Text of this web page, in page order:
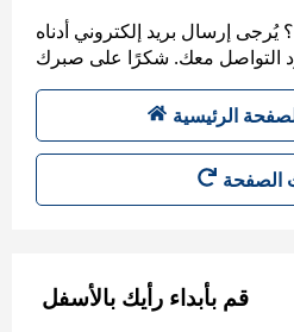
إرسال بريد إلكتروني أدناه
الرئيسية
قم بأبداء رأيك بالأسفل